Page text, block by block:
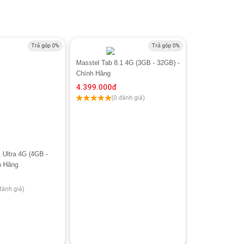
Trả góp 0%
Ultra 4G (4GB -
Hãng
giá)
Trả góp 0%
Masstel Tab 8.1 4G (3GB - 32GB) -
Chính Hãng
4.399.000đ
(0 đánh giá)